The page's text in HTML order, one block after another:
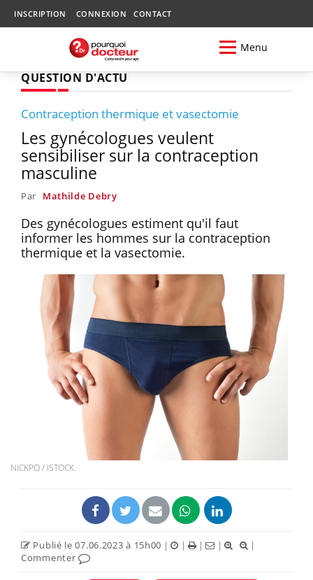
INSCRIPTION CONNEXION CONTACT
Menu
QUESTION D'ACTU
Contraception thermique et vasectomie
Les gynécologues veulent
sensibiliser sur la contraception
masculine
Par Mathilde Debry
Des gynécologues estiment qu'il faut
informer les hommes sur la contraception
thermique et la vasectomie.
NICKPO / ISTOCK.
Publié le 07.06.2023 à 15h00 | | | |
|
Commenter